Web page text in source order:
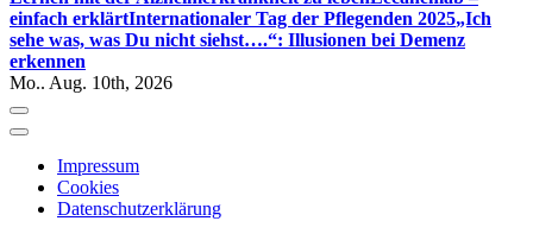
einfach erklärtInternationaler Tag der Pflegenden 2025„Ich
sehe was, was Du nicht siehst….“: Illusionen bei Demenz
erkennen
Mo.. Aug. 10th, 2026
Impressum
Cookies
Datenschutzerklärung